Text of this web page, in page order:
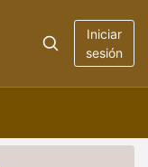
Iniciar
sesión